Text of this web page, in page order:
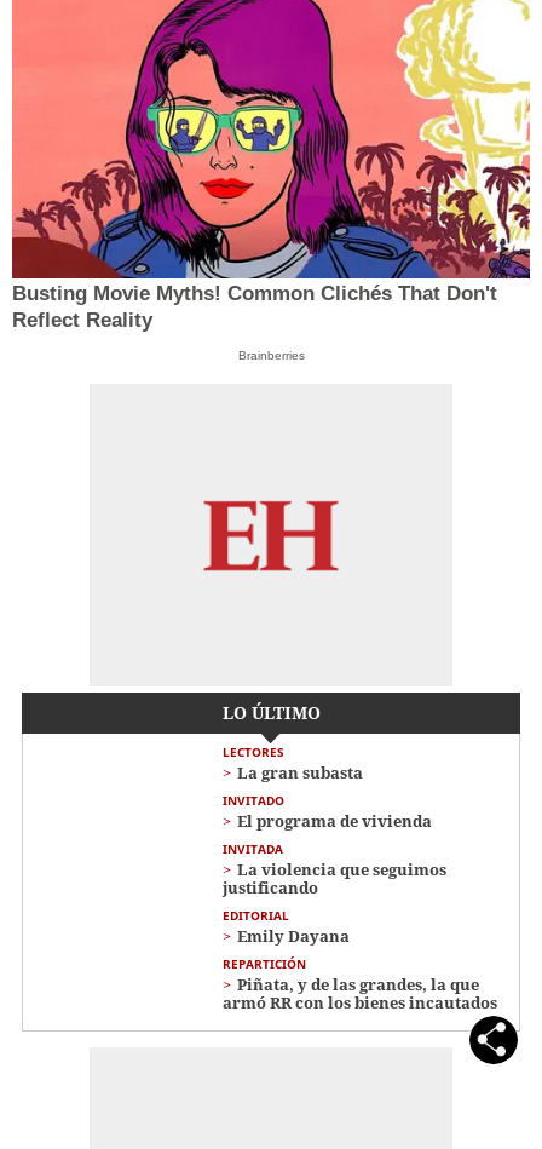
Busting Movie Myths! Common Clichés That Don't
Reflect Reality
Brainberries
LO ÚLTIMO
LECTORES
La gran subasta
INVITADO
El programa de vivienda
INVITADA
La violencia que seguimos
justificando
EDITORIAL
Emily Dayana
REPARTICIÓN
Piñata, y de las grandes, la que
armó RR con los bienes incautados